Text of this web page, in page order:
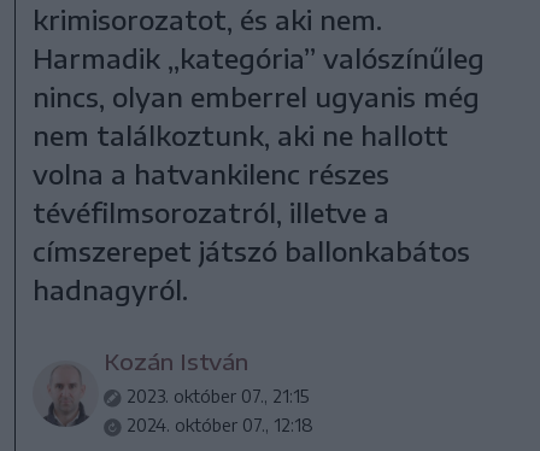
krimisorozatot, és aki nem.
Harmadik „kategória” valószínűleg
nincs, olyan emberrel ugyanis még
nem találkoztunk, aki ne hallott
volna a hatvankilenc részes
tévéfilmsorozatról, illetve a
címszerepet játszó ballonkabátos
hadnagyról.
Kozán István
2023. október 07., 21:15
2024. október 07., 12:18